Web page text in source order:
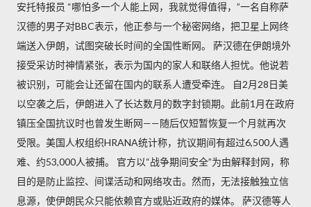
安托特报员 “哪怕多一个人能上网，我就觉得值得，”一名自称萨
汉德的男子对BBC表示，他正参与一个秘密网络，把卫星上网终
端送入伊朗，试图突破长时间的全国性断网。 萨汉德在伊朗境外
接受采访时神情紧张，表示为国内的家人和联络人担忧。他说若
被识别，可能会让还留在国内的联系人遭受牵连。 自2月28日美
以空袭之后，伊朗进入了长达数月的数字封锁期。此前1月在政府
镇压全国抗议时也曾发生断网——随后仅短暂恢复一个月就再次
受限。美国人权组织HRANA统计称，抗议期间有超过6,500人遇
难、约53,000人被捕。 官方以“战争期间安全”为由解释封网，称
目的是防止监控、间谍活动和网络攻击。然而，无法接触独立信
息源，使伊朗民众只能依赖官方或贴近政府的媒体。 萨汉德等人